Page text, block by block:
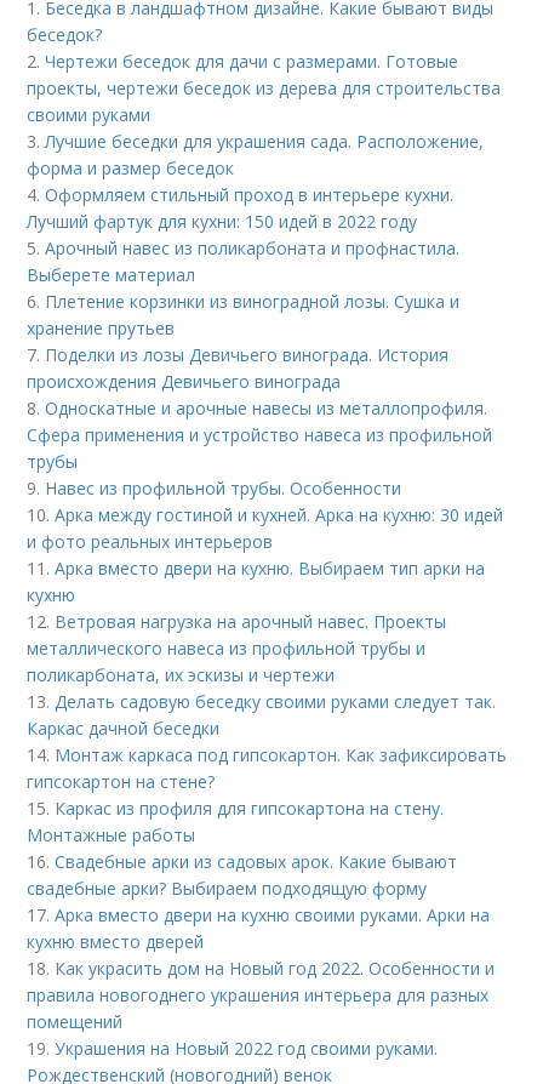
1. Беседка в ландшафтном дизайне. Какие бывают виды
беседок?
2.Чертежи беседок для дачи с размерами. Готовые
проекты, чертежи беседок из дерева для строительства
своими руками
3. Лучшие беседки для украшения сада. Расположение,
форма и размер беседок
4.Оформляем стильный проход в интерьере кухни.
Лучший фартук для кухни: 150 идей в 2022 году
5.Арочный навес из поликарбоната и профнастила.
Выберете материал
6. Плетение корзинки из виноградной лозы. Сушка и
хранение прутьев
7. Поделки из лозы Девичьего винограда. История
происхождения Девичьего винограда
8.Односкатные и арочные навесы из металлопрофиля.
Сфера применения и устройство навеса из профильной
трубы
9. Навес из профильной трубы. Особенности
10.Арка между гостиной и кухней. Арка на кухню: 30 идей
и фото реальных интерьеров
11.Арка вместо двери на кухню. Выбираем тип арки на
кухню
12. Ветровая нагрузка на арочный навес. Проекты
металлического навеса из профильной трубы и
поликарбоната, их эскизы и чертежи
13. Делать садовую беседку своими руками следует так.
Каркас дачной беседки
14. Монтаж каркаса под гипсокартон. Как зафиксировать
гипсокартон на стене?
15. Каркас из профиля для гипсокартона на стену.
Монтажные работы
16.Свадебные арки из садовых арок. Какие бывают
свадебные арки? Выбираем подходящую форму
17.Арка вместо двери на кухню своими руками. Арки на
кухню вместо дверей
18. Как украсить дом на Новый год 2022. Особенности и
правила новогоднего украшения интерьера для разных
помещений
19.Украшения на Новый 2022 год своими руками.
Рождественский (новогодний) венок